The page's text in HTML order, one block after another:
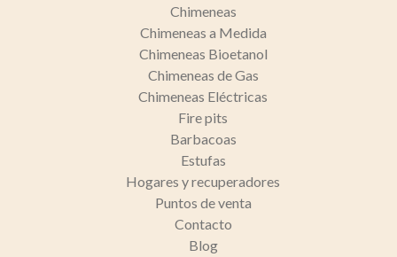
Chimeneas
Chimeneas a Medida
Chimeneas Bioetanol
Chimeneas de Gas
Chimeneas Eléctricas
Fire pits
Barbacoas
Estufas
Hogares y recuperadores
Puntos de venta
Contacto
Blog